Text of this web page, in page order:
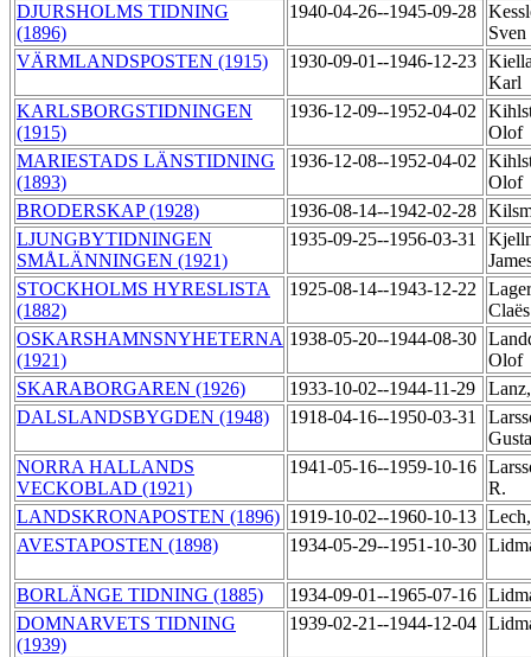
DJURSHOLMS TIDNING
(1896)
1940-04-26--1945-09-28
Sven
VÄRMLANDSPOSTEN (1915)
1930-09-01--1946-12-23
Karl
KARLSBORGSTIDNINGEN
(1915)
1936-12-09--1952-04-02
Olof
MARIESTADS LÄNSTIDNING
(1893)
1936-12-08--1952-04-02
Olof
BRODERSKAP (1928)
1936-08-14--1942-02-28
LJUNGBYTIDNINGEN
SMÅLÄNNINGEN (1921)
1935-09-25--1956-03-31
STOCKHOLMS HYRESLISTA
(1882)
1925-08-14--1943-12-22
OSKARSHAMNSNYHETERNA
(1921)
1938-05-20--1944-08-30
Olof
SKARABORGAREN (1926)
1933-10-02--1944-11-29
DALSLANDSBYGDEN (1948)
1918-04-16--1950-03-31
NORRA HALLANDS
VECKOBLAD (1921)
1941-05-16--1959-10-16
R.
LANDSKRONAPOSTEN (1896) 1919-10-02--1960-10-13
AVESTAPOSTEN (1898)
1934-05-29--1951-10-30
BORLÄNGE TIDNING (1885) 1934-09-01--1965-07-16
DOMNARVETS TIDNING
(1939)
1939-02-21--1944-12-04